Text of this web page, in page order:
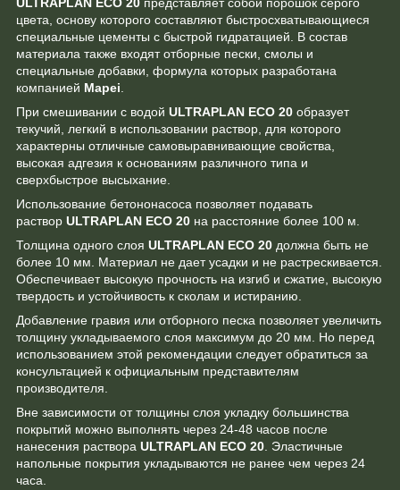
цвета, основу которого составляют быстросхватывающиеся
специальные цементы с быстрой гидратацией. В состав
материала также входят отборные пески, смолы и
специальные добавки, формула которых разработана
компанией Mapei
При смешивании с водой ULTRAPLAN ECO 20 образует
текучий, легкий в использовании раствор, для которого
характерны отличные самовыравнивающие свойства,
высокая адгезия к основаниям различного типа и
сверхбыстрое высыхание.
Использование бетононасоса позволяет подавать
раствор ULTRAPLAN ECO 20 на расстояние более 100 м.
Толщина одного слоя ULTRAPLAN ECO 20 должна быть не
более 10 мм. Материал не дает усадки и не растрескивается.
Обеспечивает высокую прочность на изгиб и сжатие, высокую
твердость и устойчивость к сколам и истиранию.
Добавление гравия или отборного песка позволяет увеличить
толщину укладываемого слоя максимум до 20 мм. Но перед
использованием этой рекомендации следует обратиться за
консультацией к официальным представителям
производителя.
Вне зависимости от толщины слоя укладку большинства
покрытий можно выполнять через 24-48 часов после
нанесения раствора ULTRAPLAN ECO 20 . Эластичные
напольные покрытия укладываются не ранее чем через 24
часа.